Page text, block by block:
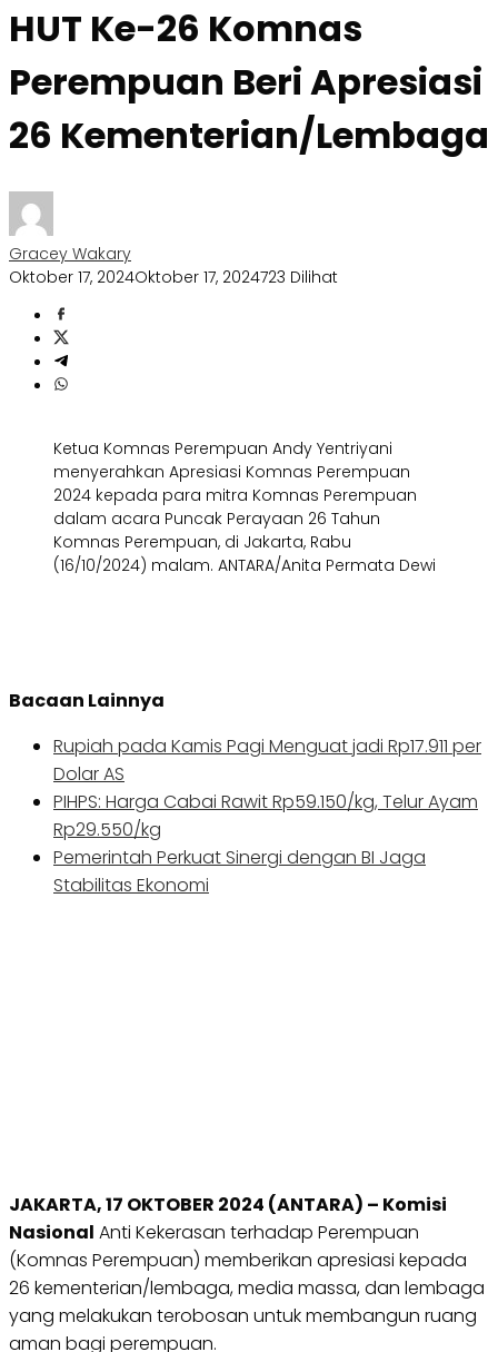
HUT Ke-26 Komnas
Perempuan Beri Apresiasi
26 Kementerian/Lembaga
Gracey Wakary
Oktober 17, 2024Oktober 17, 2024723 Dilihat
Ketua Komnas Perempuan Andy Yentriyani
menyerahkan Apresiasi Komnas Perempuan
2024 kepada para mitra Komnas Perempuan
dalam acara Puncak Perayaan 26 Tahun
Komnas Perempuan, di Jakarta, Rabu
(16/10/2024) malam. ANTARA/Anita Permata Dewi
Bacaan Lainnya
Rupiah pada Kamis Pagi Menguat jadi Rp17.911 per
Dolar AS
PIHPS: Harga Cabai Rawit Rp59.150/kg, Telur Ayam
Rp29.550/kg
Pemerintah Perkuat Sinergi dengan BI Jaga
Stabilitas Ekonomi
JAKARTA, 17 OKTOBER 2024 (ANTARA) – Komisi
Nasional Anti Kekerasan terhadap Perempuan
(Komnas Perempuan) memberikan apresiasi kepada
26 kementerian/lembaga, media massa, dan lembaga
yang melakukan terobosan untuk membangun ruang
aman bagi perempuan.